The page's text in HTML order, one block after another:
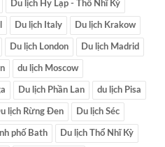
Du lịch Hy Lạp - Thổ Nhĩ Kỳ
Du lịch Italy Du lịch Krakow
Du lịch London Du lịch Madrid
du lịch Moscow
Du lịch Phần Lan du lịch Pisa
lịch Rừng Đen Du lịch Séc
phố Bath Du lịch Thổ Nhĩ Kỳ